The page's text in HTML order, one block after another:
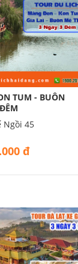
TUM - BUÔN
Ngồi 45
đ